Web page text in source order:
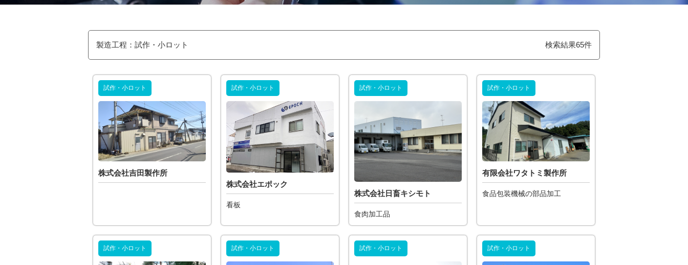
製造工程：試作・小ロット 検索結果65件
試作・小ロット
株式会社吉田製作所
試作・小ロット
株式会社エポック
看板
試作・小ロット
株式会社日畜キシモト
食肉加工品
試作・小ロット
有限会社ワタトミ製作所
食品包装機械の部品加工
試作・小ロット 試作・小ロット 試作・小ロット 試作・小ロット